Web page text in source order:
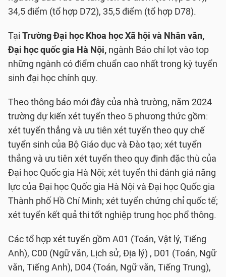
34,5 điểm (tổ hợp D72), 35,5 điểm (tổ hợp D78).
Tại Trường Đại học Khoa học Xã hội và Nhân văn,
Đại học quốc gia Hà Nội, ngành Báo chí lọt vào top
những ngành có điểm chuẩn cao nhất trong kỳ tuyển
sinh đại học chính quy.
Theo thông báo mới đây của nhà trường, năm 2024
trường dự kiến xét tuyển theo 5 phương thức gồm:
xét tuyển thẳng và ưu tiên xét tuyển theo quy chế
tuyển sinh của Bộ Giáo dục và Đào tạo; xét tuyển
thẳng và ưu tiên xét tuyển theo quy định đặc thù của
Đại học Quốc gia Hà Nội; xét tuyển thi đánh giá năng
lực của Đại học Quốc gia Hà Nội và Đại học Quốc gia
Thành phố Hồ Chí Minh; xét tuyển chứng chỉ quốc tế;
xét tuyển kết quả thi tốt nghiệp trung học phổ thông.
Các tổ hợp xét tuyển gồm A01 (Toán, Vật lý, Tiếng
Anh), C00 (Ngữ văn, Lịch sử, Địa lý) , D01 (Toán, Ngữ
văn, Tiếng Anh), D04 (Toán, Ngữ văn, Tiếng Trung),